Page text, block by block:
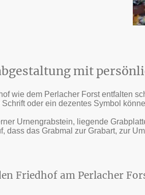
mit
wie dem Perlacher Forst entfalten
oder ein dezentes Symbol
Urnengrabstein, liegende
dass das Grabmal zur Grabart, zur
Friedhof am Perlacher